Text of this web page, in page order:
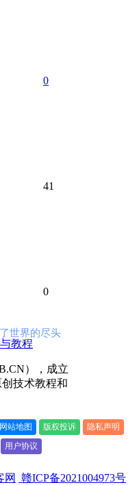
0
41
0
世界的尽头
），成立
技术教程和
网站地图 版权投诉
隐私声明
用户协议
网
赣ICP备2021004973号